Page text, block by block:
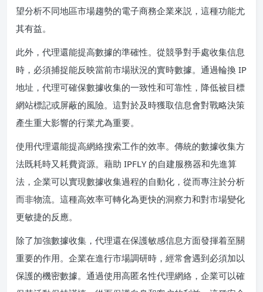
望分析不同地區市場趨勢的電子商務企業來説，這種功能尤
其有益。
此外，代理還能提高數據的準確性。從競爭對手處收集信息
時，必須捕捉能反映當前市場狀況的實時數據。通過輪換 IP
地址，代理可確保數據收集的一致性和可靠性，降低被目標
網站標記或屏蔽的風險。這對於及時獲取信息會對戰略決策
產生重大影響的行業尤為重要。
使用代理還能提高網絡搜索工作的效率。傳統的數據收集方
法既耗時又耗費資源。藉助 IPFLY 的自建服務器和先進算
法，企業可以實現數據收集過程的自動化，從而專注於分析
而非物流。這種高效率可轉化為更快的洞察力和對市場變化
更敏捷的反應。
除了加強數據收集，代理還在保護敏感信息方面發揮着至關
重要的作用。企業在進行市場調研時，經常會遇到必須加以
保護的機密數據。通過使用高匿名性代理網絡，企業可以確